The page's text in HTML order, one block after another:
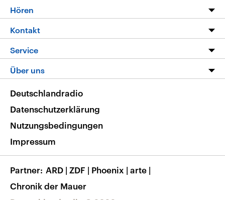
Programm
Die Nachrichten
Nachrichtenleicht
Neue Beiträge auf dlf.de
Hören
Livestream
Podcasts
Deutschlandfunk App
Nachrichten App
Frequenzen
Kontakt
Hörerservice
Service
FAQ
Veranstaltungen
Musikliste
RSS
Über uns
Barrierefreiheit
Deutschlandradio
Datenschutzerklärung
Nutzungsbedingungen
Impressum
Partner ARD | ZDF | Phoenix | arte |
Chronik der Mauer